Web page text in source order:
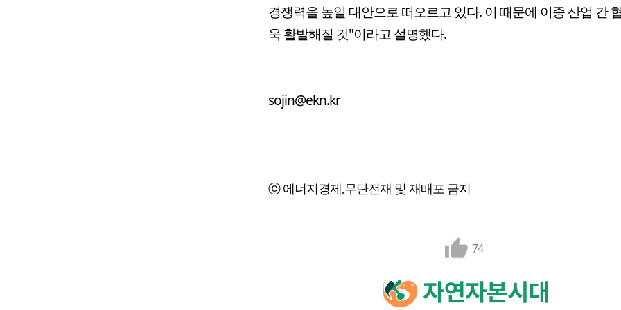
경쟁력을 높일 대안으로 떠오르고 있다. 이 때문에 이종 산업 간
욱 활발해질 것"이라고 설명했다.
sojin@ekn.kr
ⓒ 에너지경제,무단전재 및 재배포 금지
74